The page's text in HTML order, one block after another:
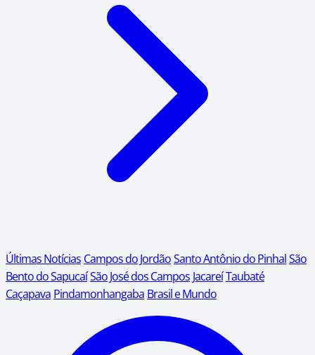
Últimas Notícias Campos do JordãoSanto Antônio do PinhalSão
Bento do SapucaíSão José dos Campos JacareíTaubaté
Caçapava Pindamonhangaba Brasil e Mundo